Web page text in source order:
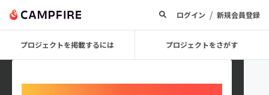
ログイン / 新規会員登録
プロジェクトを掲載するには プロジェクトをさがす